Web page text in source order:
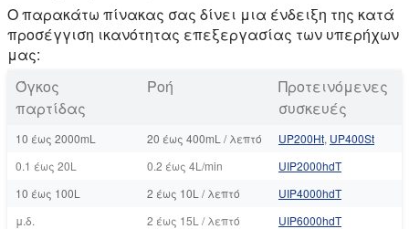
Ο παρακάτω πίνακας σας δίνει μια ένδειξη της κατά
προσέγγιση ικανότητας επεξεργασίας των υπερήχων
μας:
Όγκος
παρτίδας
Ροή
Προτεινόμενες
συσκευές
10 έως 2000mL 20 έως 400mL / λεπτό UP200Ht, UP400St
0.1 έως 20L
0.2 έως 4L/min
UIP2000hdT
10 έως 100L
2 έως 10L / λεπτό
UIP4000hdT
μ.δ.
2 έως 15L / λεπτό
UIP6000hdT